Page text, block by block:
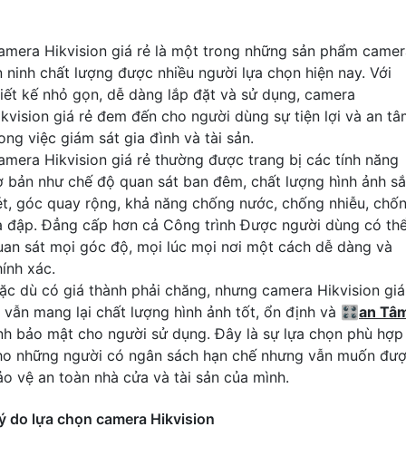
Hikvision giá rẻ là một trong những sản phẩm
ninh chất lượng được nhiều người lựa chọn hiện nay. Với
kế nhỏ gọn, dễ dàng lắp đặt và sử dụng, camera
giá rẻ đem đến cho người dùng sự tiện lợi và an
việc giám sát gia đình và tài sản.
Hikvision giá rẻ thường được trang bị các tính năng
bản như chế độ quan sát ban đêm, chất lượng hình ảnh
góc quay rộng, khả năng chống nước, chống nhiễu,
đập. Đẳng cấp hơn cả Công trình Được người dùng có
sát mọi góc độ, mọi lúc mọi nơi một cách dễ dàng và
xác.
dù có giá thành phải chăng, nhưng camera Hikvision giá
vẫn mang lại chất lượng hình ảnh tốt, ổn định và 🎛an
bảo mật cho người sử dụng. Đây là sự lựa chọn phù hợp
những người có ngân sách hạn chế nhưng vẫn muốn
vệ an toàn nhà cửa và tài sản của mình.
do lựa chọn camera Hikvision